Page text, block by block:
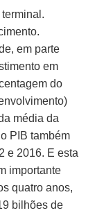
em parte
em
do
média da
PIB também
e 2016. E esta
importante
quatro anos,
bilhões de